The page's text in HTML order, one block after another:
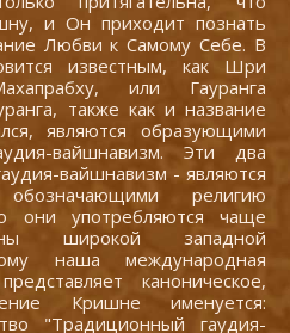
и Он приходит познать
Любви к Самому Себе. В
известным, как Шри
или Гауранга
также как и название
являются образующими
вайшнавизм. Эти два
вайшнавизм - являются
религию
они употребляются чаще
широкой западной
наша международная
каноническое,
Кришне именуется:
"Традиционный гаудия-